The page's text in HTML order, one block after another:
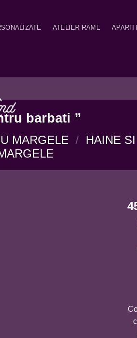
ATELIER RAME
barbati ”
MARGELE / HAINE